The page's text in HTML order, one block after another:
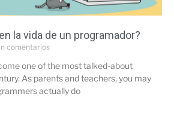
la vida de un programador?
comentarios
one of the most talked-about
As parents and teachers, you may
actually do